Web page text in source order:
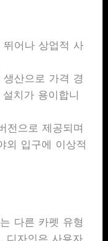
뛰어나 상업적 사
산으로 가격 경
치가 용이합니
전으로 제공되며
외 입구에 이상적
다른 카펫 유형